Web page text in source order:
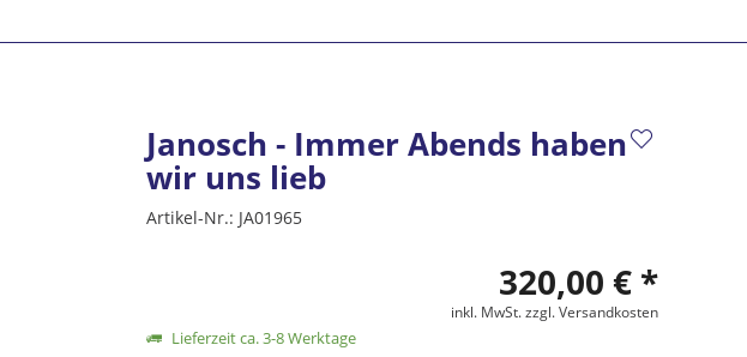
Janosch - Immer Abends haben
wir uns lieb
Artikel-Nr.: JA01965
320,00 € *
inkl. MwSt.zzgl. Versandkosten
Lieferzeit ca. 3-8 Werktage